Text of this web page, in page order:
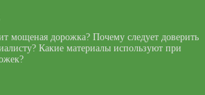
мощеная дорожка? Почему следует доверить
Какие материалы используют при